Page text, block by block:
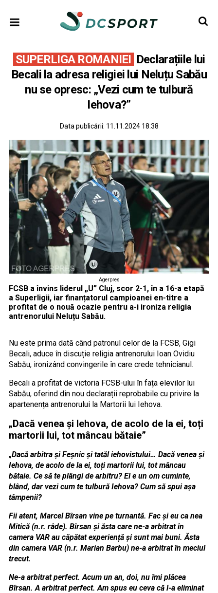
SUPERLIGA ROMANIEI Declarațiile lui
Becali la adresa religiei lui Neluțu Sabău
nu se opresc: „Vezi cum te tulbură
Iehova?”
Data publicării: 11.11.2024 18:38
Agerpres
FCSB a învins liderul „U” Cluj, scor 2-1, în a 16-a etapă
a Superligii, iar finanțatorul campioanei en-titre a
profitat de o nouă ocazie pentru a-i ironiza religia
antrenorului Neluțu Sabău.
Nu este prima dată când patronul celor de la FCSB, Gigi
Becali, aduce în discuție religia antrenorului Ioan Ovidiu
Sabău, ironizând convingerile în care crede tehnicianul.
Becali a profitat de victoria FCSB-ului în fața elevilor lui
Sabău, oferind din nou declarații reprobabile cu privire la
apartenența antrenorului la Martorii lui Iehova.
„Dacă venea și Iehova, de acolo de la ei, toți
martorii lui, tot mâncau bătaie”
„Dacă arbitra și Feșnic și tatăl iehovistului… Dacă venea și
Iehova, de acolo de la ei, toți martorii lui, tot mâncau
bătaie. Ce să te plângi de arbitru? El e un om cuminte,
blând, dar vezi cum te tulbură Iehova? Cum să spui așa
tâmpenii?
Fii atent, Marcel Bîrsan vine pe turnantă. Fac și eu ca nea
Mitică (n.r. râde). Bîrsan și ăsta care ne-a arbitrat în
camera VAR au căpătat experiență și sunt mai buni. Ăsta
din camera VAR (n.r. Marian Barbu) ne-a arbitrat în meciul
trecut.
Ne-a arbitrat perfect. Acum un an, doi, nu îmi plăcea
Bîrsan. A arbitrat perfect. Am spus eu ceva că l-a eliminat